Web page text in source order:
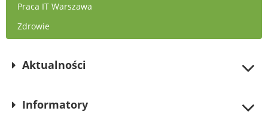
Praca IT Warszawa
Zdrowie
Aktualności
Informatory